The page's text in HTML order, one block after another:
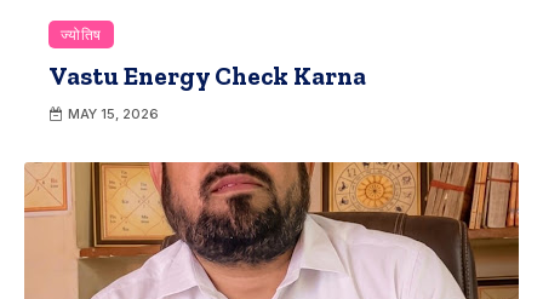
ज्योतिष
Vastu Energy Check Karna
MAY 15, 2026